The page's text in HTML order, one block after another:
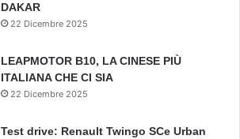
DAKAR
22 Dicembre 2025
LEAPMOTOR B10, LA CINESE PIÙ
ITALIANA CHE CI SIA
22 Dicembre 2025
Test drive: Renault Twingo SCe Urban